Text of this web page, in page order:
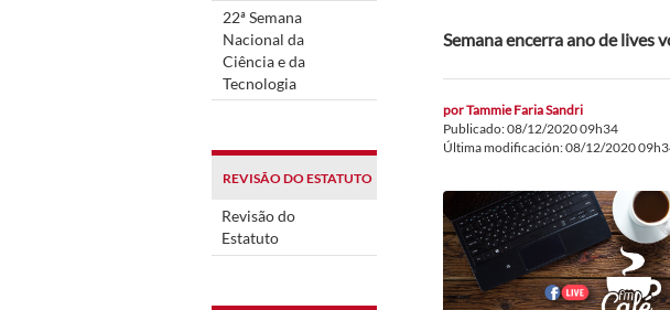
22ª Semana
Nacional da
Ciência e da
Tecnologia
REVISÃO DO ESTATUTO
Revisão do
Estatuto
Semana encerra ano de
porTammie Faria Sandri
Publicado: 08/12/2020 09h34
Última modificación: 08/12/2020